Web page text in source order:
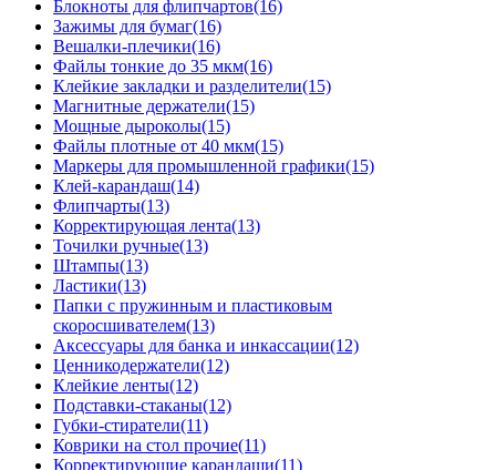
Блокноты для флипчартов(16)
Зажимы для бумаг(16)
Вешалки-плечики(16)
Файлы тонкие до 35 мкм(16)
Клейкие закладки и разделители(15)
Магнитные держатели(15)
Мощные дыроколы(15)
Файлы плотные от 40 мкм(15)
Маркеры для промышленной графики(15)
Клей-карандаш(14)
Флипчарты(13)
Корректирующая лента(13)
Точилки ручные(13)
Штампы(13)
Ластики(13)
Папки с пружинным и пластиковым
скоросшивателем(13)
Аксессуары для банка и инкассации(12)
Ценникодержатели(12)
Клейкие ленты(12)
Подставки-стаканы(12)
Губки-стиратели(11)
Коврики на стол прочие(11)
Корректирующие карандаши(11)